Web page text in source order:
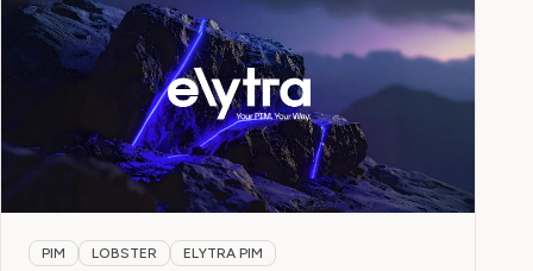
PIM LOBSTER ELYTRA PIM